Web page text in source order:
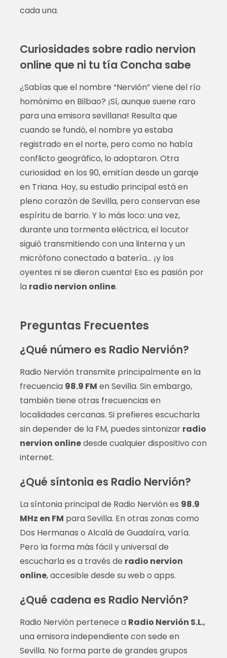
cada una.
Curiosidades sobre radio nervion
online que ni tu tía Concha sabe
¿Sabías que el nombre “Nervión” viene del río
homónimo en Bilbao? ¡Sí, aunque suene raro
para una emisora sevillana! Resulta que
cuando se fundó, el nombre ya estaba
registrado en el norte, pero como no había
conflicto geográfico, lo adoptaron. Otra
curiosidad: en los 90, emitían desde un garaje
en Triana. Hoy, su estudio principal está en
pleno corazón de Sevilla, pero conservan ese
espíritu de barrio. Y lo más loco: una vez,
durante una tormenta eléctrica, el locutor
siguió transmitiendo con una linterna y un
micrófono conectado a batería… ¡y los
oyentes ni se dieron cuenta! Eso es pasión por
la radio nervion online.
Preguntas Frecuentes
¿Qué número es Radio Nervión?
Radio Nervión transmite principalmente en la
frecuencia 98.9 FM en Sevilla. Sin embargo,
también tiene otras frecuencias en
localidades cercanas. Si prefieres escucharla
sin depender de la FM, puedes sintonizar radio
nervion onlinedesde cualquier dispositivo con
internet.
¿Qué síntonia es Radio Nervión?
La síntonia principal de Radio Nervión es 98.9
MHz en FM para Sevilla. En otras zonas como
Dos Hermanas o Alcalá de Guadaíra, varía.
Pero la forma más fácil y universal de
escucharla es a través de radio nervion
online, accesible desde su web o apps.
¿Qué cadena es Radio Nervión?
Radio Nervión pertenece a Radio Nervión S.L.,
una emisora independiente con sede en
Sevilla. No forma parte de grandes grupos